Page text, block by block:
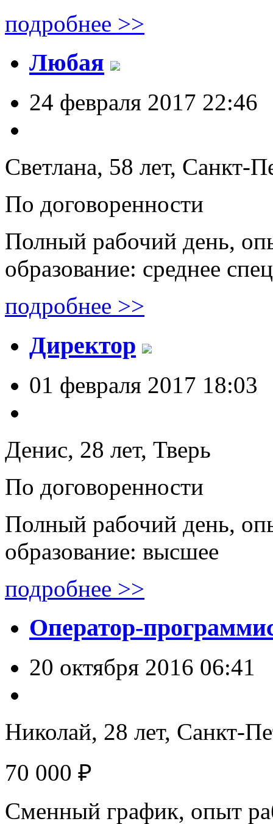
подробнее >>
Любая
24 февраля 2017 22:46
Светлана, 58 лет, Санкт-
По договоренности
Полный рабочий день,
образование: среднее
подробнее >>
Директор
01 февраля 2017 18:03
Денис, 28 лет, Тверь
По договоренности
Полный рабочий день,
образование: высшее
подробнее >>
Оператор-
20 октября 2016 06:41
Николай, 28 лет, Санкт-
70 000 ₽
Сменный график, опыт